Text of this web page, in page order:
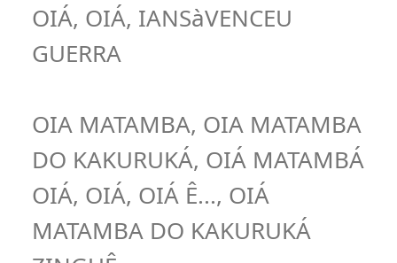
OIÁ, OIÁ, IANSàVENCEU
GUERRA
OIA MATAMBA, OIA MATAMBA
DO KAKURUKÁ, OIÁ MATAMBÁ
OIÁ, OIÁ, OIÁ Ê..., OIÁ
MATAMBA DO KAKURUKÁ